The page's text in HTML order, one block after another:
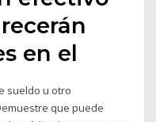
en el
sueldo u otro
que puede